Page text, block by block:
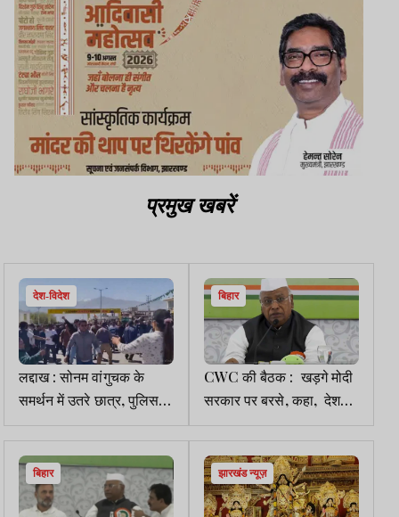
प्रमुख खबरें
देश-विदेश
लद्दाख : सोनम वांगुचक के
समर्थन में उतरे छात्र, पुलिस
पर पथराव, भाजपा कार्यालय
फूंका, सार्वजनिक संपत्तियों में
आग लगा दी
बिहार
CWC की बैठक : खड़गे मोदी
सरकार पर बरसे, कहा, देश
संकट में डाल दिया, Voter
List से छेड़छाड़ की जा रही है
बिहार झारखंड न्यूज़